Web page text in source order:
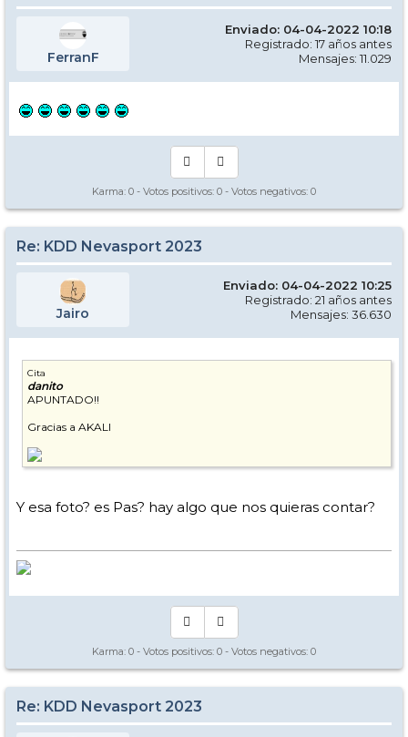
FerranF
Enviado: 04-04-2022 10:18
Registrado: 17 años antes
Mensajes: 11.029
Karma: 0 - Votos positivos: 0 - Votos negativos: 0
Re: KDD Nevasport 2023
Jairo
Enviado: 04-04-2022 10:25
Registrado: 21 años antes
Mensajes: 36.630
Cita
danito
APUNTADO!!
Gracias a AKALI
Y esa foto? es Pas? hay algo que nos quieras contar?
Karma: 0 - Votos positivos: 0 - Votos negativos: 0
Re: KDD Nevasport 2023